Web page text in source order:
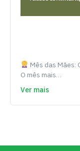
Mês das Mães:
O mês mais…
Ver mais